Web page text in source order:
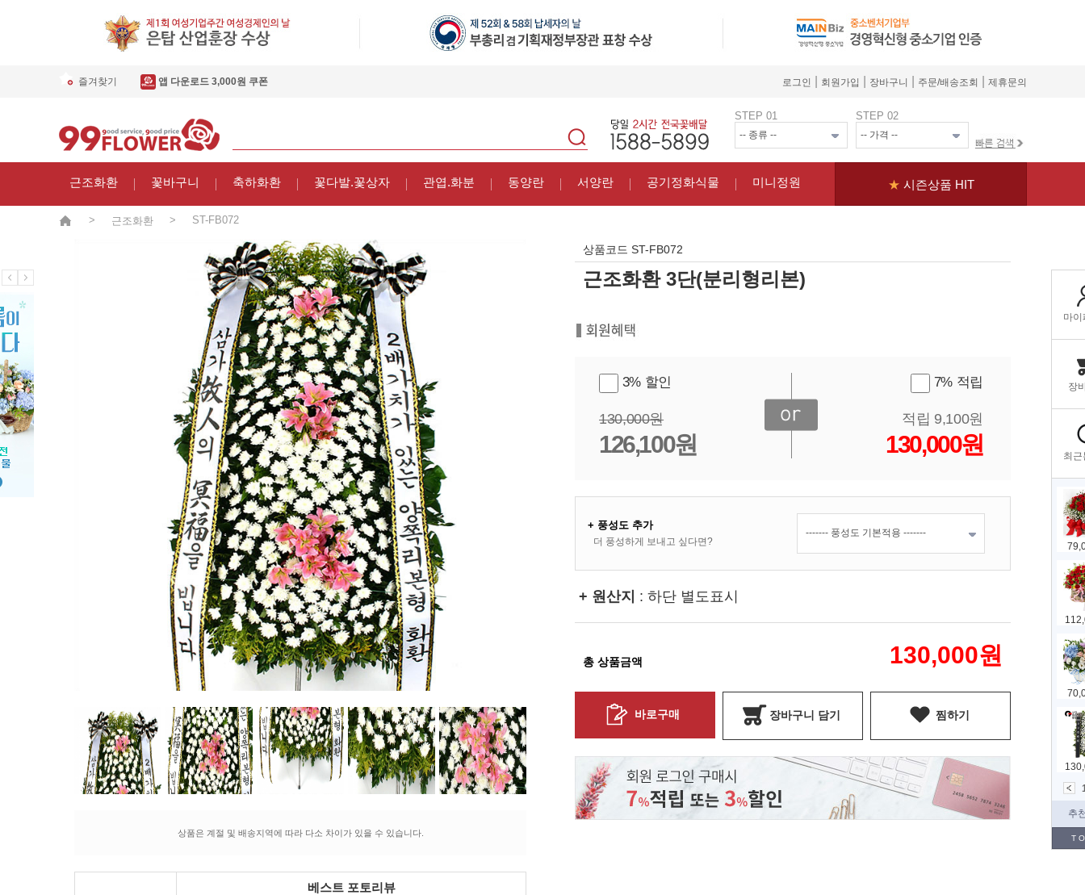
즐겨찾기 앱 다운로드 3,000원 쿠폰 로그인 회원가입 장바구니 주문/배송조회 제휴문의
STEP 01 STEP 02
근조화환 꽃바구니 축하화환 꽃다발.꽃상자 관엽.화분 동양란 서양란 공기정화식물 미니정원 ★ 시즌상품 HIT
> 근조화환 > ST-FB072
상품은 계절 및 배송지역에 따라 다소 차이가 있을 수 있습니다.
베스트 포토리뷰
상품코드 ST-FB072
근조화환 3단(분리형리본)
3% 할인
130,000원
126,100원
7% 적립
적립 9,100원
130,000원
+ 풍성도 추가
더 풍성하게 보내고 싶다면?
+ 원산지 : 하단 별도표시
총 상품금액 130,000원
바로구매 장바구니 담기 찜하기